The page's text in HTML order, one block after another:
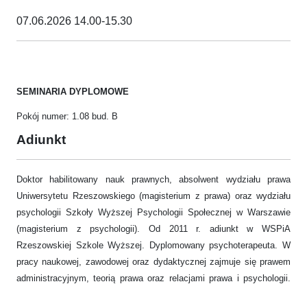
07.06.2026 14.00-15.30
SEMINARIA DYPLOMOWE
Pokój numer: 1.08 bud. B
Adiunkt
Doktor habilitowany nauk prawnych, absolwent wydziału prawa
Uniwersytetu Rzeszowskiego (magisterium z prawa) oraz wydziału
psychologii Szkoły Wyższej Psychologii Społecznej w Warszawie
(magisterium z psychologii). Od 2011 r. adiunkt w WSPiA
Rzeszowskiej Szkole Wyższej. Dyplomowany psychoterapeuta. W
pracy naukowej, zawodowej oraz dydaktycznej zajmuje się prawem
administracyjnym, teorią prawa oraz relacjami prawa i psychologii.